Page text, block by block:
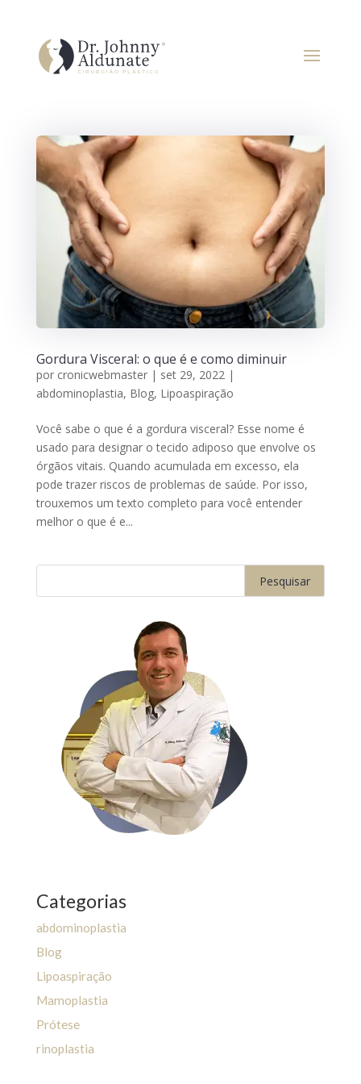
Gordura Visceral: o que é e como diminuir
por cronicwebmaster| set 29, 2022|
abdominoplastia, Blog, Lipoaspiração
Você sabe o que é a gordura visceral? Esse nome é
usado para designar o tecido adiposo que envolve os
órgãos vitais. Quando acumulada em excesso, ela
pode trazer riscos de problemas de saúde. Por isso,
trouxemos um texto completo para você entender
melhor o que é e...
Categorias
abdominoplastia
Blog
Lipoaspiração
Mamoplastia
Prótese
rinoplastia